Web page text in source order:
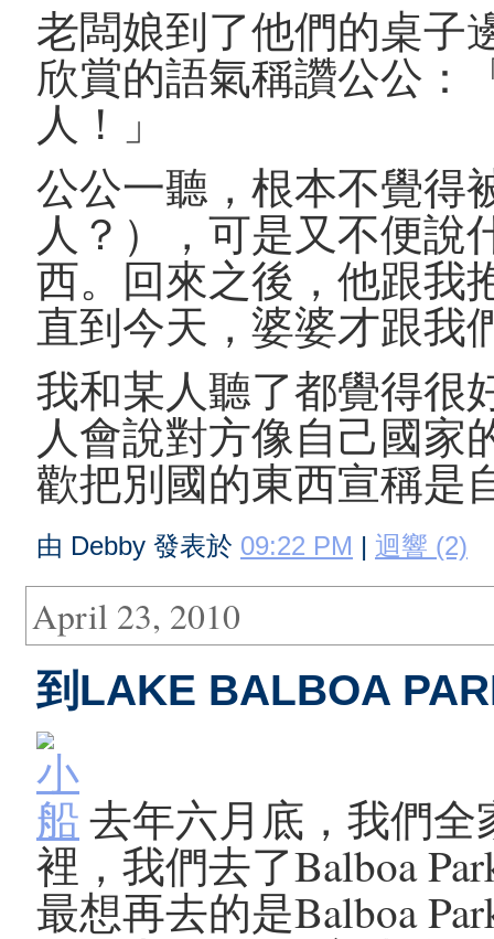
老闆娘到了他們的桌子
欣賞的語氣稱讚公公：
人！」
公公一聽，根本不覺得
人？），可是又不便說
西。回來之後，他跟我
直到今天，婆婆才跟我
我和某人聽了都覺得很
人會說對方像自己國家
歡把別國的東西宣稱是
由 Debby 發表於 09:22 PM | 迴響 (2)
April 23, 2010
到LAKE BALBOA
去年六月底，我們
裡，我們去了Balboa
最想再去的是Balboa